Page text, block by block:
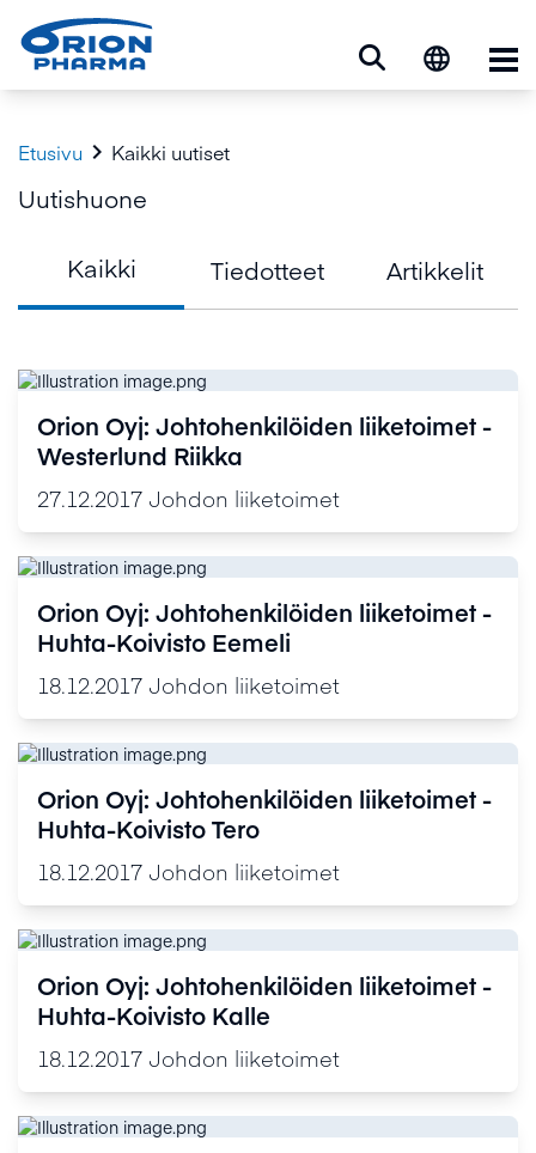
Etusivu  Kaikki uutiset
Uutishuone
Kaikki Tiedotteet Artikkelit
Orion Oyj: Johtohenkilöiden liiketoimet -
Westerlund Riikka
27.12.2017 Johdon liiketoimet
Orion Oyj: Johtohenkilöiden liiketoimet -
Huhta-Koivisto Eemeli
18.12.2017 Johdon liiketoimet
Orion Oyj: Johtohenkilöiden liiketoimet -
Huhta-Koivisto Tero
18.12.2017 Johdon liiketoimet
Orion Oyj: Johtohenkilöiden liiketoimet -
Huhta-Koivisto Kalle
18.12.2017 Johdon liiketoimet